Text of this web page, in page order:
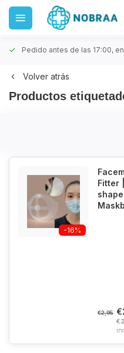
Pedido antes de las 17:00,
Volver atrás
Productos
-16%
Fitter
€2,95